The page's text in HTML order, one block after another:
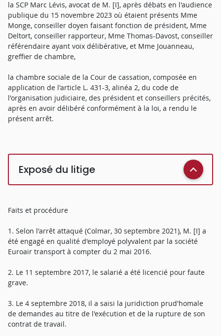
la SCP Marc Lévis, avocat de M. [I], après débats en l'audience
publique du 15 novembre 2023 où étaient présents Mme
Monge, conseiller doyen faisant fonction de président, Mme
Deltort, conseiller rapporteur, Mme Thomas-Davost, conseiller
référendaire ayant voix délibérative, et Mme Jouanneau,
greffier de chambre,
la chambre sociale de la Cour de cassation, composée en
application de l'article L. 431-3, alinéa 2, du code de
l'organisation judiciaire, des président et conseillers précités,
après en avoir délibéré conformément à la loi, a rendu le
présent arrêt.
Exposé du litige
Faits et procédure
1. Selon l'arrêt attaqué (Colmar, 30 septembre 2021), M. [I] a
été engagé en qualité d'employé polyvalent par la société
Euroair transport à compter du 2 mai 2016.
2. Le 11 septembre 2017, le salarié a été licencié pour faute
grave.
3. Le 4 septembre 2018, il a saisi la juridiction prud'homale
de demandes au titre de l'exécution et de la rupture de son
contrat de travail.